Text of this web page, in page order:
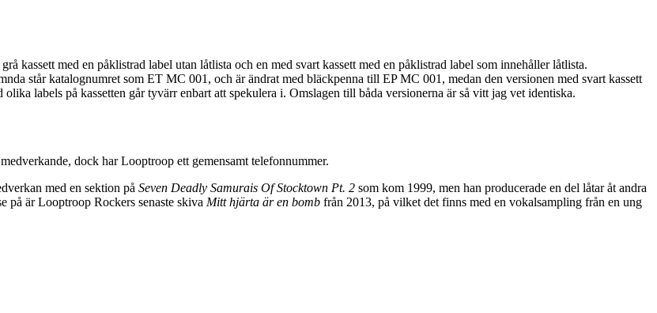
kassett med en påklistrad label utan låtlista och en med svart kassett med en påklistrad label som innehåller låtlista.
står katalognumret som ET MC 001, och är ändrat med bläckpenna till EP MC 001, medan den versionen med svart kassett
labels på kassetten går tyvärr enbart att spekulera i. Omslagen till båda versionerna är så vitt jag vet identiska.
dock har Looptroop ett gemensamt telefonnummer.
med en sektion på Seven Deadly Samurais Of Stocktown Pt. 2 som kom 1999, men han producerade en del låtar åt andra
på är Looptroop Rockers senaste skiva Mitt hjärta är en bomb från 2013, på vilket det finns med en vokalsampling från en ung